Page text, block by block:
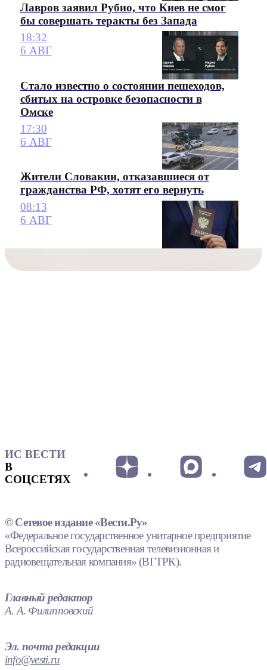
Лавров заявил Рубио, что Киев не смог
бы совершать теракты без Запада
18:32
6 АВГ
Стало известно о состоянии пешеходов,
сбитых на островке безопасности в
Омске
17:30
6 АВГ
Жители Словакии, отказавшиеся от
гражданства РФ, хотят его вернуть
08:13
6 АВГ
ИС ВЕСТИ
В
СОЦСЕТЯХ
© Сетевое издание «Вести.Ру»
«Федеральное государственное унитарное предприятие
Всероссийская государственная телевизионная и
радиовещательная компания» (ВГТРК).
Главный редактор
А. А. Филипповский
Эл. почта редакции
info@vesti.ru